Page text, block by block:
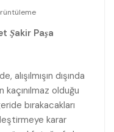
Şakir Paşa
dışında
kaçınılmaz olduğu
bırakacakları
karar